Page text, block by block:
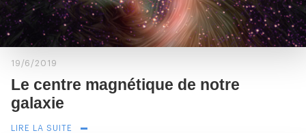
19/6/2019
Le centre magnétique de notre
galaxie
LIRE LA SUITE